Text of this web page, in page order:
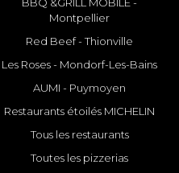
Montpellier
Red Beef - Thionville
Les Roses - Mondorf-Les-Bains
AUMI - Puymoyen
Restaurants étoilés MICHELIN
Tous les restaurants
Toutes les pizzerias